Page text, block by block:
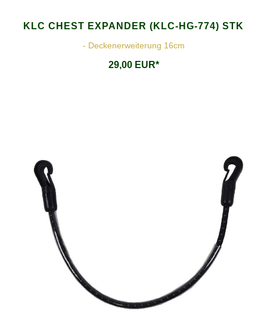
KLC CHEST EXPANDER (KLC-HG-774) STK
- Deckenerweiterung 16cm
29,00 EUR*